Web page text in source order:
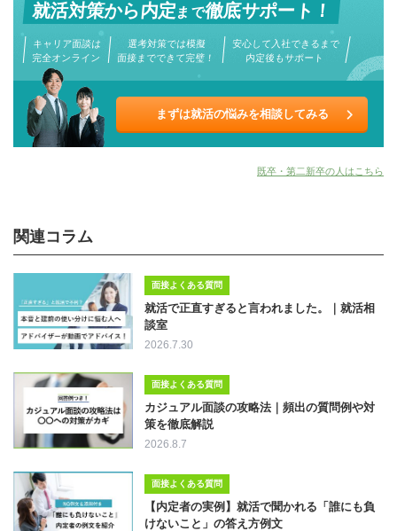
就活対策から内定まで徹底サポート！
キャリア面談は
完全オンライン
選考対策では模擬
面接までできて完璧！
安心して入社できるまで
内定後もサポート
まずは就活の悩みを相談してみる
既卒・第二新卒の人はこちら
関連コラム
面接よくある質問
就活で正直すぎると言われました。｜就活相
談室
2026.7.30
面接よくある質問
カジュアル面談の攻略法｜頻出の質問例や対
策を徹底解説
2026.8.7
面接よくある質問
【内定者の実例】就活で聞かれる「誰にも負
けないこと」の答え方例文